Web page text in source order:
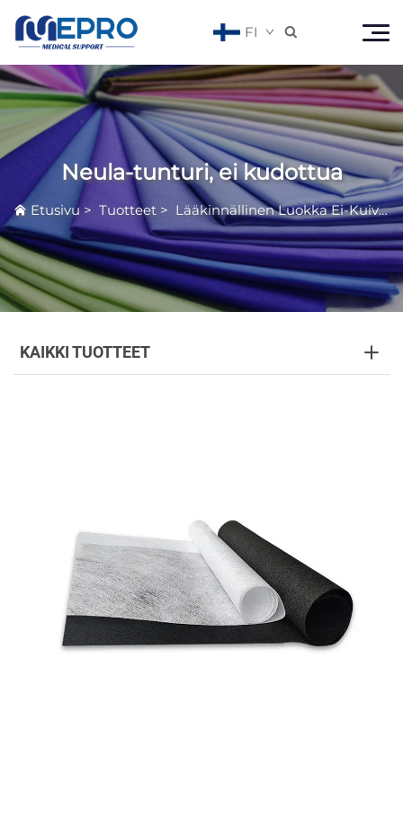
FI 
Neula-tunturi, ei kudottua
Etusivu> Tuotteet > Lääkinnällinen Luokka Ei-Kuivutettu Materiaali
KAIKKI TUOTTEET